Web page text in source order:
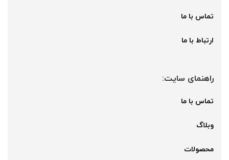
تماس با ما
ارتباط با ما
راهنمای سایت:
تماس با ما
وبلاگ
محصولات